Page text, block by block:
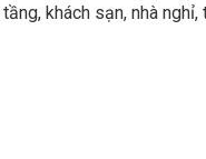
khách sạn, nhà nghỉ,